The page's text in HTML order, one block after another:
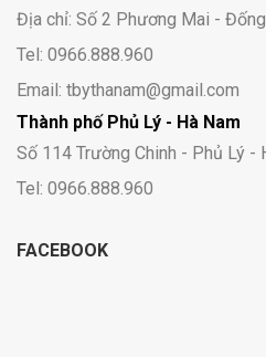
Địa chỉ: Số 2 Phương Mai -
Tel: 0966.888.960
Email: tbythanam@gmail.com
Thành phố Phủ Lý - Hà Nam
Số 114 Trường Chinh - Phủ Lý -
Tel: 0966.888.960
FACEBOOK